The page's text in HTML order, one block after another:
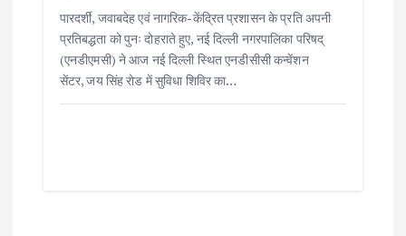
पारदर्शी, जवाबदेह एवं नागरिक-केंद्रित प्रशासन के प्रति अपनी
प्रतिबद्धता को पुनः दोहराते हुए, नई दिल्ली नगरपालिका परिषद्
(एनडीएमसी) ने आज नई दिल्ली स्थित एनडीसीसी कन्वेंशन
सेंटर, जय सिंह रोड में सुविधा शिविर का…